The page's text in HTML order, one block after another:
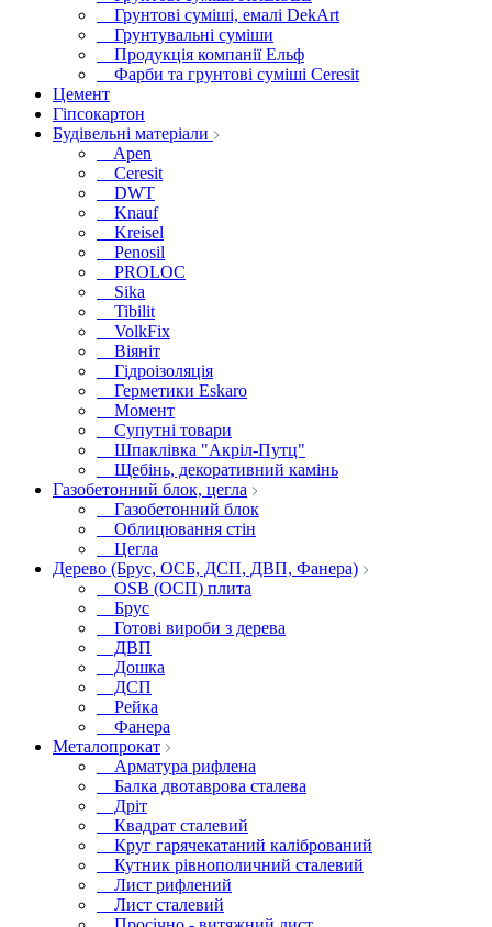
Грунтові суміші, емалі DekArt
Грунтувальні суміши
Продукція компанії Ельф
Фарби та грунтові суміші Ceresit
Цемент
Гіпсокартон
Будівельні матеріали
Apen
Ceresit
DWT
Knauf
Kreisel
Penosil
PROLOC
Sika
Tibilit
VolkFix
Віяніт
Гідроізоляція
Герметики Eskaro
Момент
Супутні товари
Шпаклівка "Акріл-Путц"
Щебінь, декоративний камінь
Газобетонний блок, цегла
Газобетонний блок
Облицювання стін
Цегла
Дерево (Брус, ОСБ, ДСП, ДВП, Фанера)
OSB (ОСП) плита
Брус
Готові вироби з дерева
ДВП
Дошка
ДСП
Рейка
Фанера
Металопрокат
Арматура рифлена
Балка двотаврова сталева
Дріт
Квадрат сталевий
Круг гарячекатаний калібрований
Кутник рівнополичний сталевий
Лист рифлений
Лист сталевий